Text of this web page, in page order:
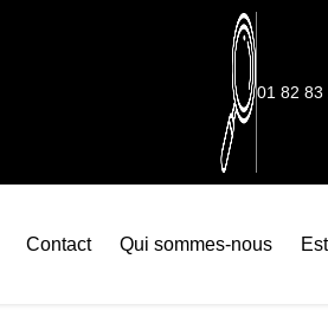
01 82 83
Contact Qui sommes-nous